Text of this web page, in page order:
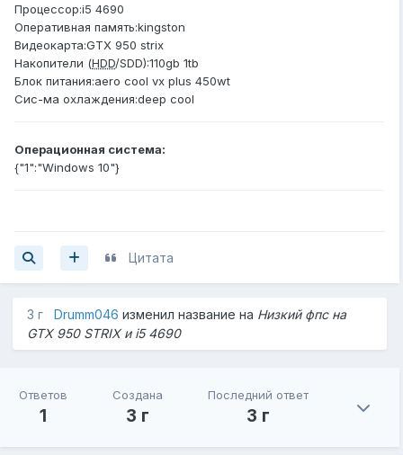
Процессор:i5 4690
Оперативная память:kingston
Видеокарта:GTX 950 strix
Накопители (HDD/SDD):110gb 1tb
Блок питания:aero cool vx plus 450wt
Сис-ма охлаждения:deep cool
Операционная система:
{"1":"Windows 10"}
Цитата
3 г Drumm046 изменил название на Низкий фпс на
GTX 950 STRIX и i5 4690
Ответов
1
Создана
3 г
Последний ответ
3 г